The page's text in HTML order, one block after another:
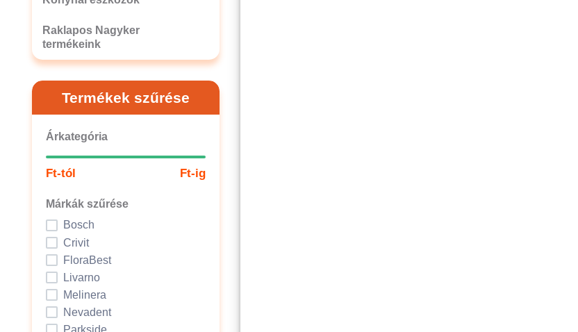
Raklapos Nagyker
termékeink
Termékek szűrése
Árkategória
Ft-tól Ft-ig
Márkák szűrése
Bosch
Crivit
FloraBest
Livarno
Melinera
Nevadent